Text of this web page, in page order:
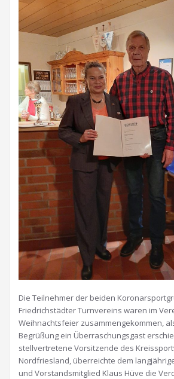
Die Teilnehmer der beiden
Friedrichstädter Turnvereins waren im
Weihnachtsfeier zusammengekommen,
Begrüßung ein Überraschungsgast
stellvertretene Vorsitzende des
Nordfriesland, überreichte dem
und Vorstandsmitglied Klaus Hüve die